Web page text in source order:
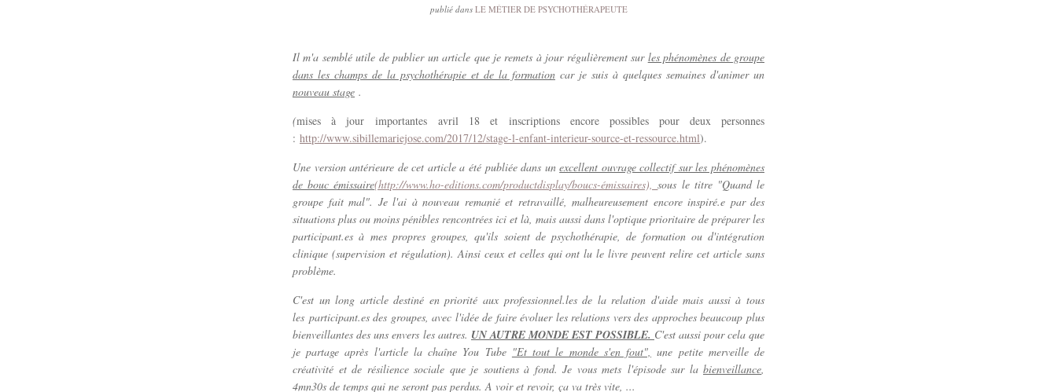
publié dans LE MÉTIER DE PSYCHOTHÉRAPEUTE
Il m'a semblé utile de publier un article que je remets à jour régulièrement sur les phénomènes de groupe
dans les champs de la psychothérapie et de la formation car je suis à quelques semaines d'animer un
nouveau stage .
(mises à jour importantes avril 18 et inscriptions encore possibles pour deux personnes
: http://www.sibillemariejose.com/2017/12/stage-l-enfant-interieur-source-et-ressource.html).
Une version antérieure de cet article a été publiée dans unexcellent ouvrage collectif sur les phénomènes
de bouc émissaire(http://www.ho-editions.com/productdisplay/boucs-émissaires),sous le titre "Quand le
groupe fait mal". Je l'ai à nouveau remanié et retravaillé, malheureusement encore inspiré.e par des
situations plus ou moins pénibles rencontrées ici et là, mais aussi dans l'optique prioritaire de préparer les
participant.es à mes propres groupes, qu'ils soient de psychothérapie, de formation ou d'intégration
clinique (supervision et régulation). Ainsi ceux et celles qui ont lu le livre peuvent relire cet article sans
problème.
C'est un long article destiné en priorité aux professionnel.les de la relation d'aide mais aussi à tous
les participant.es des groupes, avec l'idée de faire évoluer les relations vers des approches beaucoup plus
bienveillantes des uns envers les autres. UN AUTRE MONDE EST POSSIBLE. C'est aussi pour cela que
je partage après l'article la chaîne You Tube "Et tout le monde s'en fout", une petite merveille de
créativité et de résilience sociale que je soutiens à fond. Je vous mets l'épisode sur la bienveillance,
4mn30s de temps qui ne seront pas perdus. A voir et revoir, ça va très vite, ...